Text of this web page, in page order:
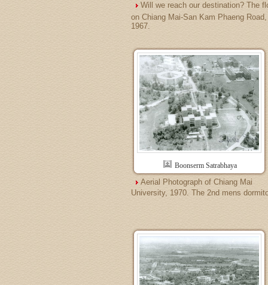
Will we reach our destination? The
on Chiang Mai-San Kam Phaeng Road,
1967.
Boonserm Satrabhaya
Aerial Photograph of Chiang Mai
University, 1970. The 2nd mens